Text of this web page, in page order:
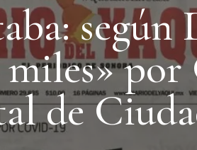
miles»
de